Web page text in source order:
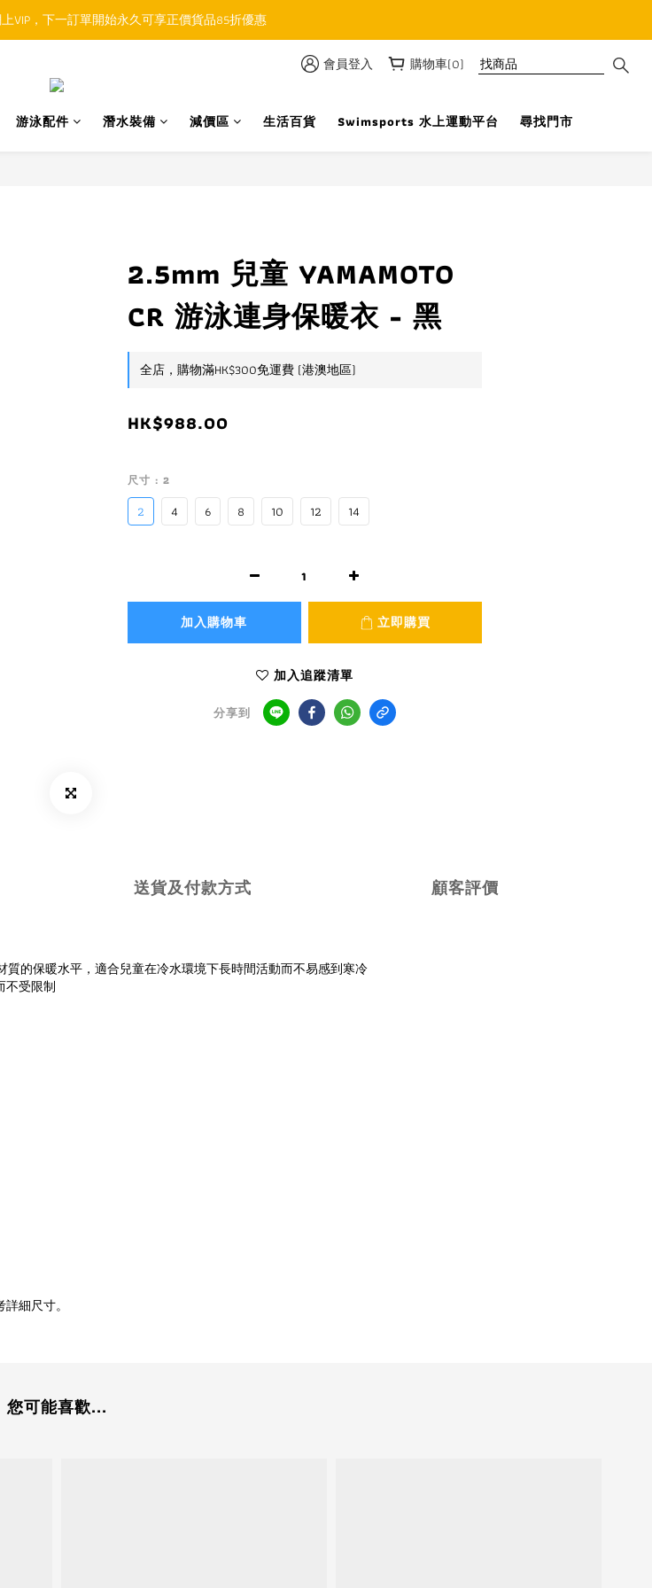
APP取件通知功能將取代SMS短訊
VIP，下一訂單開始永久可享正價貨品85折優惠
會員登入 購物車(0)
游泳配件 潛水裝備 減價區 生活百貨 Swimsports 水上運動平台 尋找門市
2.5mm 兒童 YAMAMOTO
CR 游泳連身保暖衣 - 黑
全店，購物滿HK$300免運費 (港澳地區)
HK$988.00
尺寸 : 2
2 4 6 8 10 12 14
加入購物車 立即購買
加入追蹤清單
分享到
送貨及付款方式 顧客評價
質的保暖水平，適合兒童在冷水環境下長時間活動而不易感到寒冷
不受限制
細尺寸。
您可能喜歡...